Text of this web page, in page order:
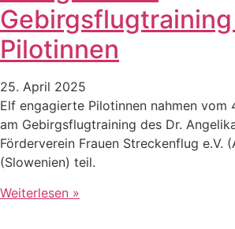
Pilotinnen
25. April 2025
Elf engagierte Pilotinnen nahmen vom
am Gebirgsflugtraining des Dr.
Förderverein Frauen Streckenflug e.V.
(Slowenien) teil.
Weiterlesen »